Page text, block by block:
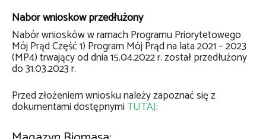
Nabór wniosków przedłużony
Nabór wniosków w ramach Programu Priorytetowego
Mój Prąd Część 1) Program Mój Prąd na lata 2021 – 2023
(MP4) trwający od dnia 15.04.2022 r. został przedłużony
do 31.03.2023 r.
Przed złożeniem wniosku należy zapoznać się z
dokumentami dostępnymiTUTAJ: